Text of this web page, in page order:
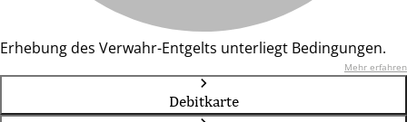
Erhebung des Verwahr-Entgelts unterliegt Bedingungen.
Mehr erfahren
Debitkarte